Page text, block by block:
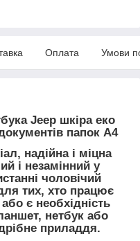
Оплата Умови
Jeep шкіра еко
папок А4
надійна і міцна
і незамінний у
чоловічий
тих, хто працює
є необхідність
нетбук або
приладдя.